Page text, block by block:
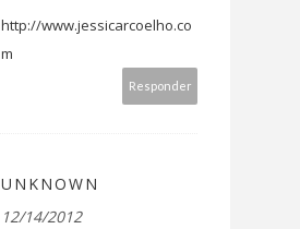
http://www.jessicarcoelho.co
m
Responder
UNKNOWN
12/14/2012